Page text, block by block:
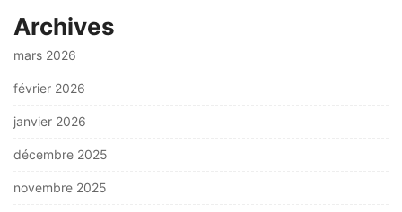
Archives
mars 2026
février 2026
janvier 2026
décembre 2025
novembre 2025